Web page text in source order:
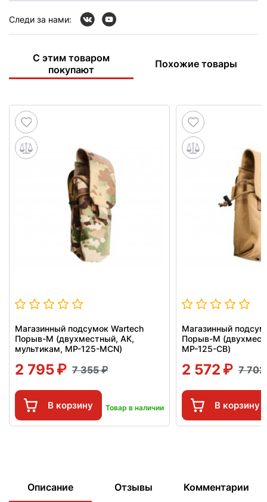
Следи за нами:
С этим товаром
покупают
Похожие товары
Магазинный подсумок Wartech
Порыв-М (двухместный, АК,
мультикам, MP-125-MCN)
2 795 7 355
В корзину Товар в наличии
Магазинный
Порыв-М
MP-125-CB)
2 572 7 702
В корзину
Описание Отзывы Комментарии